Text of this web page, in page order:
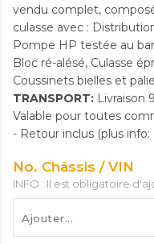
vendu complet,
culasse avec :
Pompe HP testée au
Bloc ré-alésé, Culasse
Coussinets bielles et
TRANSPORT: Livraison
Valable pour toutes
- Retour inclus (plus info:
No. Châssis / VIN
INFO : Il est obligatoire